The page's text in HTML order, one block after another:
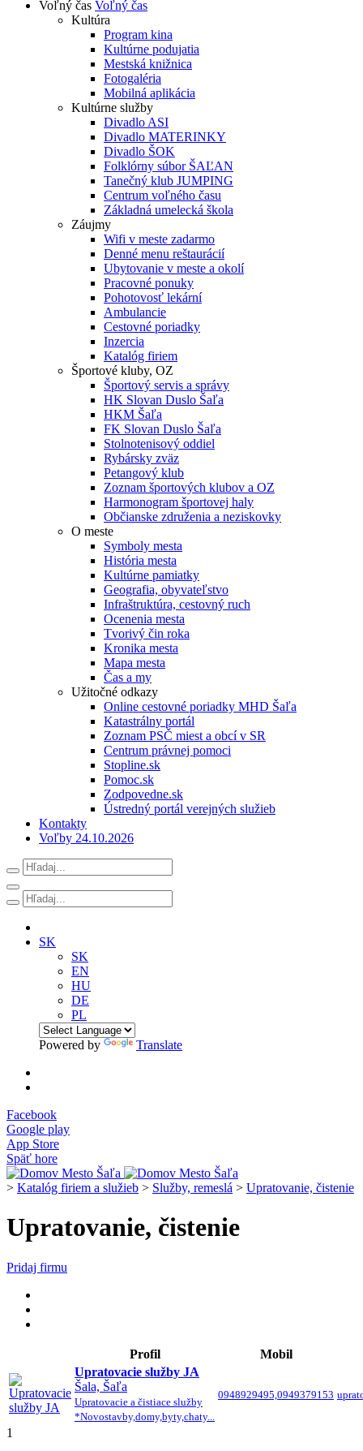
Voľný čas Voľný čas
Kultúra
Program kina
Kultúrne podujatia
Mestská knižnica
Fotogaléria
Mobilná aplikácia
Kultúrne služby
Divadlo ASI
Divadlo MATERINKY
Divadlo ŠOK
Folklórny súbor ŠAĽAN
Tanečný klub JUMPING
Centrum voľného času
Základná umelecká škola
Záujmy
Wifi v meste zadarmo
Denné menu reštaurácií
Ubytovanie v meste a okolí
Pracovné ponuky
Pohotovosť lekární
Ambulancie
Cestovné poriadky
Inzercia
Katalóg firiem
Športové kluby, OZ
Športový servis a správy
HK Slovan Duslo Šaľa
HKM Šaľa
FK Slovan Duslo Šaľa
Stolnotenisový oddiel
Rybársky zväz
Petangový klub
Zoznam športových klubov a OZ
Harmonogram športovej haly
Občianske združenia a neziskovky
O meste
Symboly mesta
História mesta
Kultúrne pamiatky
Geografia, obyvateľstvo
Infraštruktúra, cestovný ruch
Ocenenia mesta
Tvorivý čin roka
Kronika mesta
Mapa mesta
Čas a my
Užitočné odkazy
Online cestovné poriadky MHD Šaľa
Katastrálny portál
Zoznam PSČ miest a obcí v SR
Centrum právnej pomoci
Stopline.sk
Pomoc.sk
Zodpovedne.sk
Ústredný portál verejných služieb
Kontakty
Voľby 24.10.2026
SK
SK
EN
HU
DE
PL
Powered by Translate
Facebook
Google play
App Store
Späť hore
> Katalóg firiem a služieb > Služby, remeslá > Upratovanie, čistenie
Upratovanie, čistenie
Pridaj firmu
Profil
Mobil
Upratovacie služby JA
Šala, Šaľa
Upratovacie a čistiace služby
*Novostavby,domy,byty,chaty...
0948929495,0949379153
1